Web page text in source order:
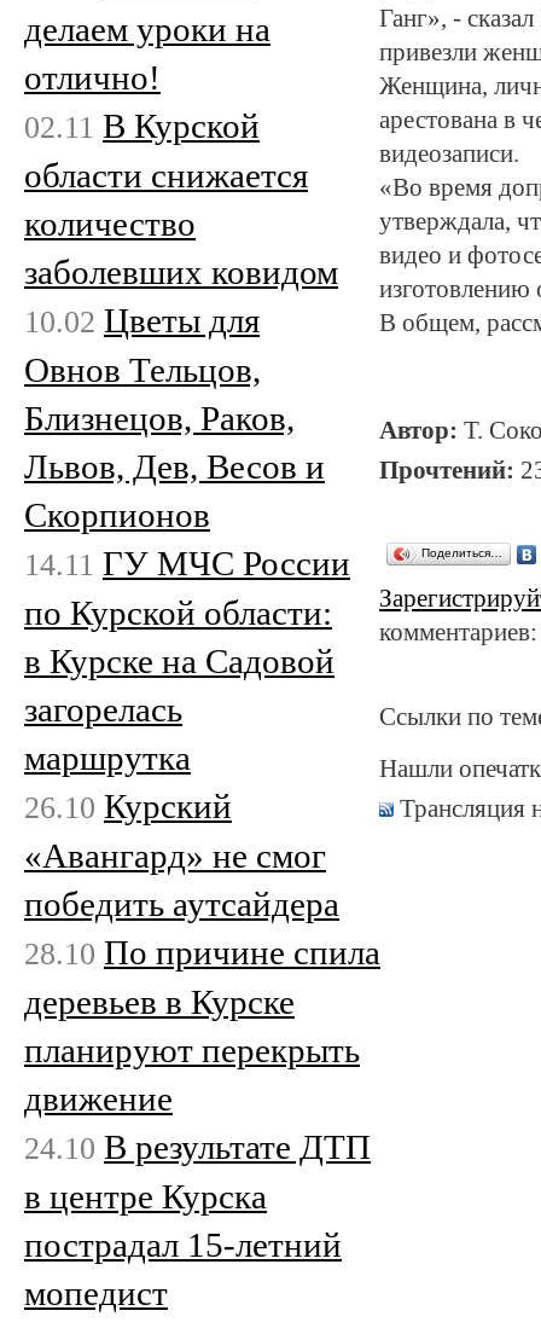
Ганг», -
привезли
Женщина,
арестована в
видеозаписи.
«Во время
утверждала,
видео и
изготовлению
В общем,
Автор: Т.
Прочтений:
Поделиться…
Ссылки по
Нашли
Трансляция
делаем уроки на
отлично!
02.11 В Курской
области снижается
количество
заболевших ковидом
10.02 Цветы для
Овнов Тельцов,
Близнецов, Раков,
Львов, Дев, Весов и
Скорпионов
14.11 ГУ МЧС России
по Курской области:
в Курске на Садовой
загорелась
маршрутка
26.10 Курский
«Авангард» не смог
победить аутсайдера
28.10 По причине спила
деревьев в Курске
планируют перекрыть
движение
24.10 В результате ДТП
в центре Курска
пострадал 15-летний
мопедист